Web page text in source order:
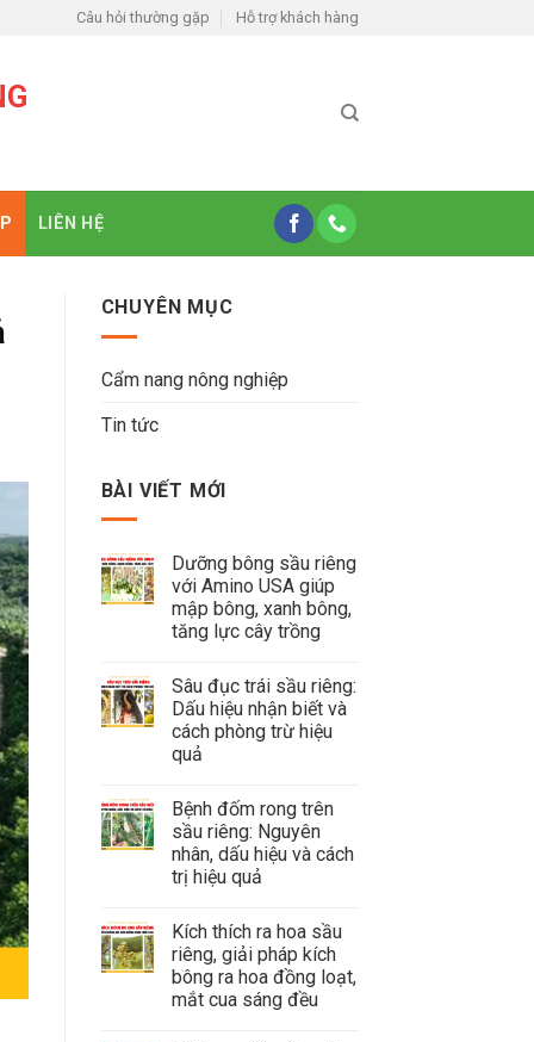
Câu hỏi thường gặp Hỗ trợ khách hàng
LIÊN HỆ
CHUYÊN MỤC
Cẩm nang nông nghiệp
Tin tức
BÀI VIẾT MỚI
Dưỡng bông sầu riêng
với Amino USA giúp
mập bông, xanh bông,
tăng lực cây trồng
Sâu đục trái sầu riêng:
Dấu hiệu nhận biết và
cách phòng trừ hiệu
quả
Bệnh đốm rong trên
sầu riêng: Nguyên
nhân, dấu hiệu và cách
trị hiệu quả
Kích thích ra hoa sầu
riêng, giải pháp kích
bông ra hoa đồng loạt,
mắt cua sáng đều